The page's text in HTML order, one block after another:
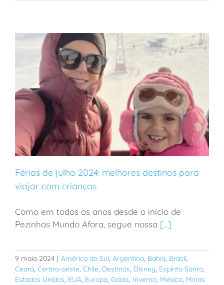
Férias de julho 2024: melhores destinos para viajar
com crianças
Férias de julho 2024: melhores destinos para
viajar com crianças
Como em todos os anos desde o início de
Pezinhos Mundo Afora, segue nossa [...]
9 maio 2024 | América do Sul, Argentina, Bahia, Brasil,
Ceará, Centro-oeste, Chile, Destinos, Disney, Espírito Santo,
Estados Unidos, EUA, Europa, Goiás, Inverno, México, Minas